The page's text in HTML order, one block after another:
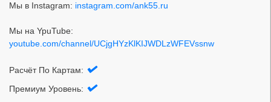
Мы в Instagram: instagram.com/ank55.ru
Мы на YpuTube:
youtube.com/channel/UCjgHYzKlKIJWDLzWFEVssnw
Расчёт По Картам:
Премиум Уровень: